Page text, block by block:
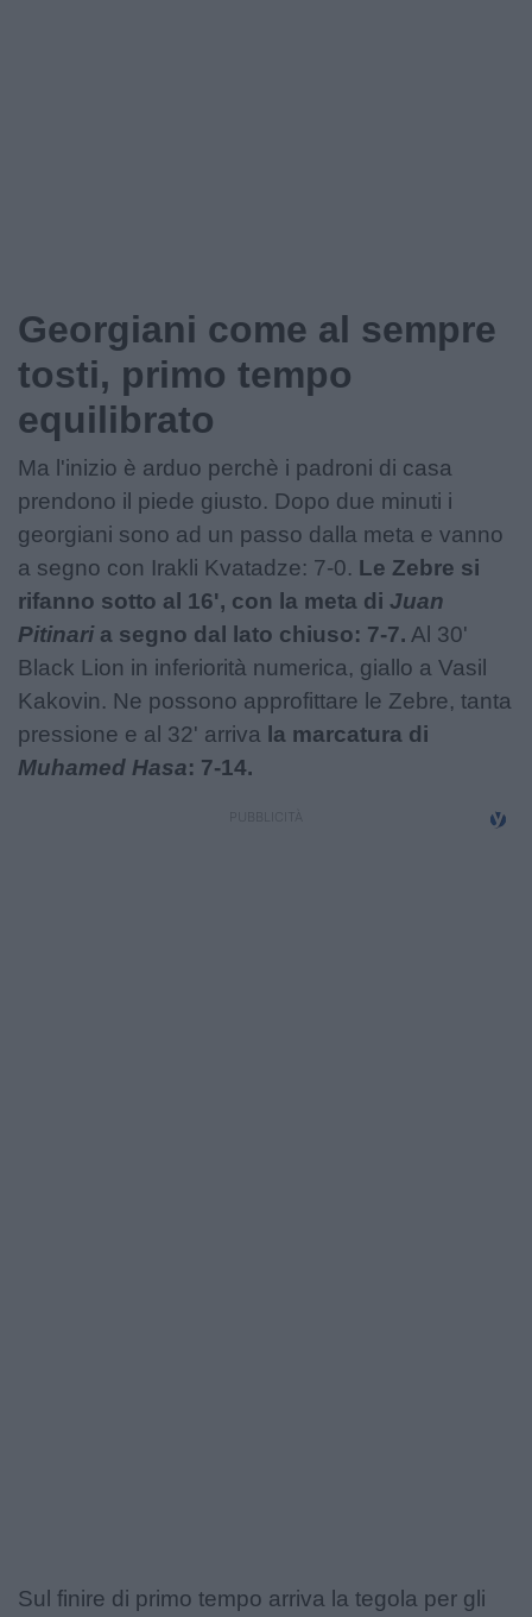
Georgiani come al sempre
tosti, primo tempo
equilibrato
Ma l'inizio è arduo perchè i padroni di casa
prendono il piede giusto. Dopo due minuti i
georgiani sono ad un passo dalla meta e vanno
a segno con Irakli Kvatadze: 7-0. Le Zebre si
rifanno sotto al 16', con la meta di Juan
Pitinaria segno dal lato chiuso: 7-7. Al 30'
Black Lion in inferiorità numerica, giallo a Vasil
Kakovin. Ne possono approfittare le Zebre, tanta
pressione e al 32' arriva la marcatura di
Muhamed Hasa: 7-14.
Sul finire di primo tempo arriva la tegola per gli